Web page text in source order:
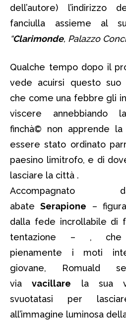
dell’autore) l’indirizzo
fanciulla assieme al
“Clarimonde, Palazzo
Qualche tempo dopo il
vede acuirsi questo suo
che come una febbre gli
viscere annebbiando
finchà© non apprende
essere stato ordinato
paesino limitrofo, e di
lasciare la città .
Accompagnato
abateSerapione –
dalla fede incrollabile di
tentazione – , che
pienamente i moti
giovane, Romuald
viavacillare la sua
svuotatasi per
all’immagine luminosa